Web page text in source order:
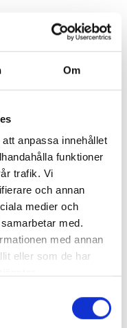
Om
anpassa innehållet
funktioner
trafik. Vi
och annan
medier och
med.
med annan
eller som de har
has occurred (see the